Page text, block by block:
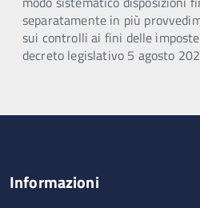
separatamente in più
sui controlli ai fini delle
decreto legislativo 5 agosto
Informazioni